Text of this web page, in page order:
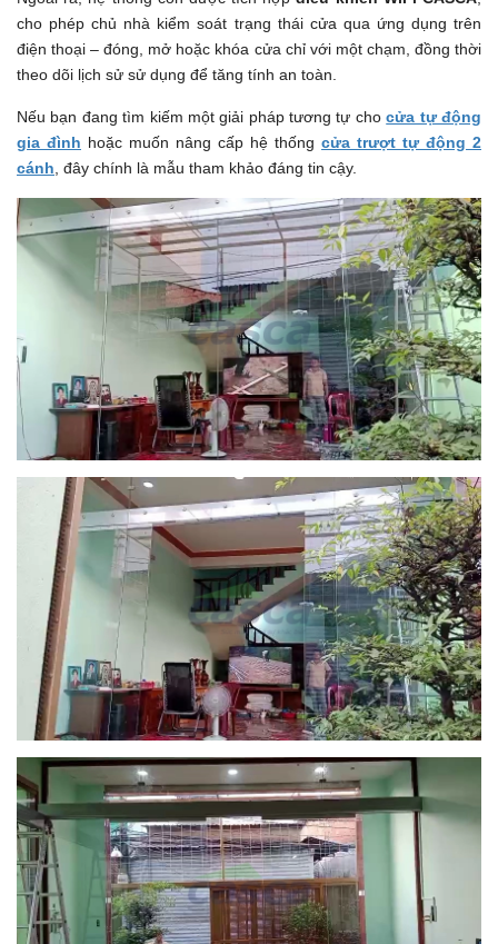
cho phép chủ nhà kiểm soát trạng thái cửa qua ứng dụng trên
điện thoại – đóng, mở hoặc khóa cửa chỉ với một chạm, đồng thời
theo dõi lịch sử sử dụng để tăng tính an toàn.
Nếu bạn đang tìm kiếm một giải pháp tương tự chocửa tự động
gia đình hoặc muốn nâng cấp hệ thống cửa trượt tự động 2
cánh , đây chính là mẫu tham khảo đáng tin cậy.